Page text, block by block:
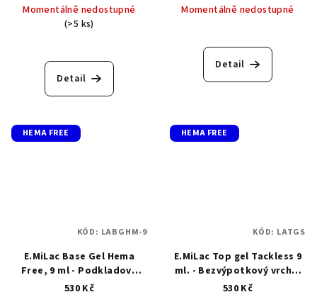
Momentálně nedostupné
(>5 ks)
Detail
Momentálně nedostupné
hodnocení
produktu
hvězdiček.
Detail
HEMA FREE
E.MiLac Base Gel Hema
Free, 9 ml - Podkladová
báze bez HEMA
530 Kč
KÓD: LABGHM-9
HEMA FREE
E.MiLac Top gel Tackless 9
ml. - Bezvýpotkový vrchní
top gel
530 Kč
KÓD: LATGS